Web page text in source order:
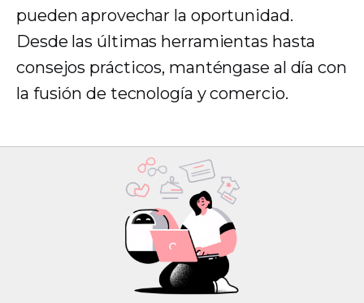
pueden aprovechar la oportunidad.
Desde las últimas herramientas hasta
consejos prácticos, manténgase al día con
la fusión de tecnología y comercio.